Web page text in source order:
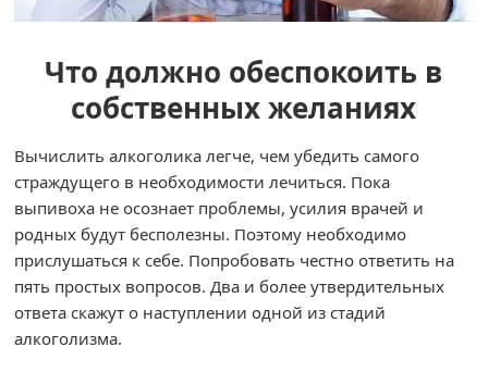
Что должно обеспокоить в
собственных желаниях
Вычислить алкоголика легче, чем убедить самого
страждущего в необходимости лечиться. Пока
выпивоха не осознает проблемы, усилия врачей и
родных будут бесполезны. Поэтому необходимо
прислушаться к себе. Попробовать честно ответить на
пять простых вопросов. Два и более утвердительных
ответа скажут о наступлении одной из стадий
алкоголизма.